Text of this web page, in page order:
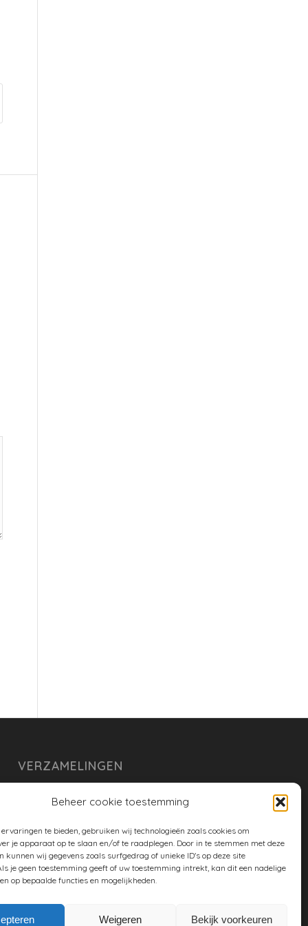
Beheer cookie toestemming
te bieden, gebruiken wij technologieën zoals cookies om
je apparaat op te slaan en/of te raadplegen. Door in te stemmen met deze
kunnen wij gegevens zoals surfgedrag of unieke ID's op deze site
je geen toestemming geeft of uw toestemming intrekt, kan dit een nadelige
op bepaalde functies en mogelijkheden.
Weigeren Bekijk voorkeuren
VERZAMELINGEN
huishouden
spreekwoorden en gezegden
tuin